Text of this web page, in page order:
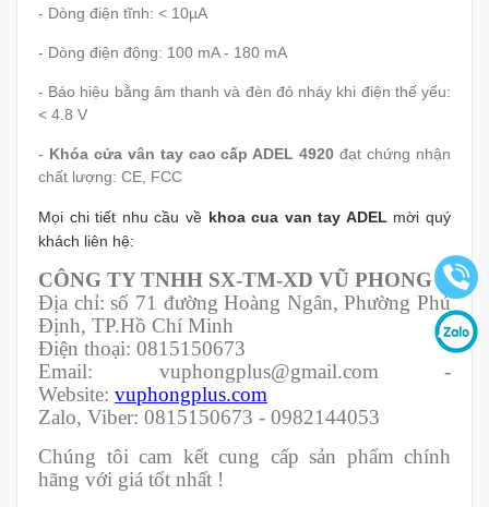
- Dòng điện tĩnh: < 10µA
- Dòng điện động: 100 mA - 180 mA
- Báo hiệu bằng âm thanh và đèn đỏ nháy khi điện thế yếu:
< 4.8 V
- Khóa cửa vân tay cao cấp ADEL 4920​ đạt chứng nhận
chất lượng: CE, FCC
Mọi chi tiết nhu cầu về khoa cua van tay ADEL mời quý
khách liên hệ:
CÔNG TY TNHH SX-TM-XD VŨ PHONG
Địa chỉ: số 71 đường Hoàng Ngân, Phường Phú
Định, TP.Hồ Chí Minh
Điện thoại: 0815150673
Email: vuphongplus@gmail.com -
Website: vuphongplus.com
Zalo, Viber: 0815150673 - 0982144053
Chúng tôi cam kết cung cấp sản phẩm chính
hãng với giá tốt nhất !